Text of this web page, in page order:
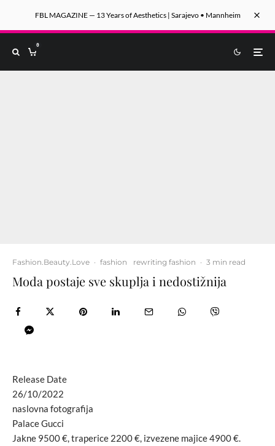
FBL MAGAZINE — 13 Years of Aesthetics | Sarajevo • Mannheim
0
Fashion.Beauty.Love · fashion rewriting fashion · 3 min read
Moda postaje sve skuplja i nedostižnija
Release Date
26/10/2022
naslovna fotografija
Palace Gucci
Jakne 9500 €, traperice 2200 €, izvezene majice 4900 €.